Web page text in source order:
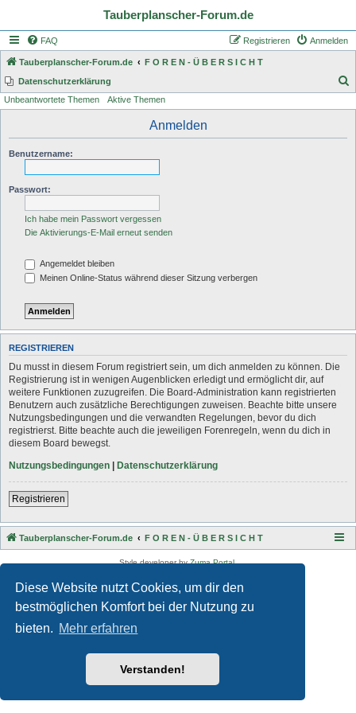
Diese Website nutzt Cookies, um dir den
bestmöglichen Komfort bei der Nutzung zu
bieten. Mehr erfahren
Verstanden!
Tauberplanscher-Forum.de
FAQ Anmelden
Registrieren
Tauberplanscher-Forum.de
F O R E N - Ü B E R S I C H T
Datenschutzerklärung
Unbeantwortete Themen Aktive Themen
Anmelden
Benutzername:
Passwort:
Ich habe mein Passwort vergessen
Die Aktivierungs-E-Mail erneut senden
Angemeldet bleiben
Meinen Online-Status während dieser Sitzung verbergen
REGISTRIEREN
Du musst in diesem Forum registriert sein, um dich anmelden zu können. Die
Registrierung ist in wenigen Augenblicken erledigt und ermöglicht dir, auf
weitere Funktionen zuzugreifen. Die Board-Administration kann registrierten
Benutzern auch zusätzliche Berechtigungen zuweisen. Beachte bitte unsere
Nutzungsbedingungen und die verwandten Regelungen, bevor du dich
registrierst. Bitte beachte auch die jeweiligen Forenregeln, wenn du dich in
diesem Board bewegst.
Nutzungsbedingungen | Datenschutzerklärung
Registrieren
Tauberplanscher-Forum.de F O R E N - Ü B E R S I C H T
Style developer byZuma Portal,
Deutsche Übersetzung durchphpBB.de
Datenschutz
Nutzungsbedingungen